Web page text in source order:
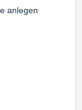
anlegen